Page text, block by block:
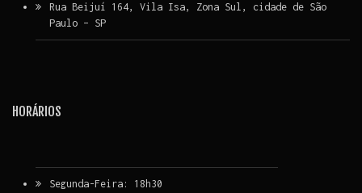
Rua Beijuí 164, Vila Isa, Zona Sul, cidade de São
Paulo – SP
HORÁRIOS
Segunda-Feira: 18h30